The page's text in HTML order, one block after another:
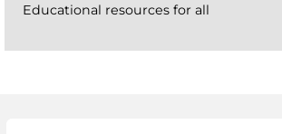
Educational resources for all